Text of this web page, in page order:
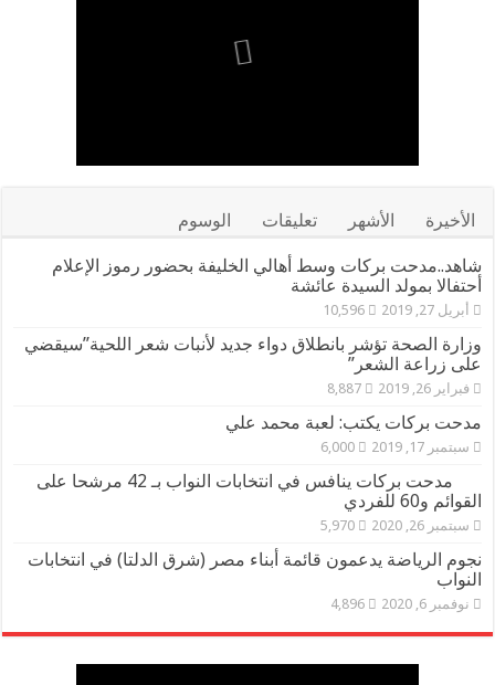
الأخيرة الأشهر تعليقات الوسوم
شاهد..مدحت بركات وسط أهالي الخليفة بحضور رموز الإعلام
أحتفالا بمولد السيدة عائشة
أبريل 27, 2019 10,596
وزارة الصحة تؤشر بانطلاق دواء جديد لأنبات شعر اللحية”سيقضي
على زراعة الشعر”
فبراير 26, 2019 8,887
مدحت بركات يكتب: لعبة محمد علي
سبتمبر 17, 2019 6,000
مدحت بركات ينافس في انتخابات النواب بـ 42 مرشحا على
القوائم و60 للفردي
سبتمبر 26, 2020 5,970
نجوم الرياضة يدعمون قائمة أبناء مصر (شرق الدلتا) في انتخابات
النواب
نوفمبر 6, 2020 4,896